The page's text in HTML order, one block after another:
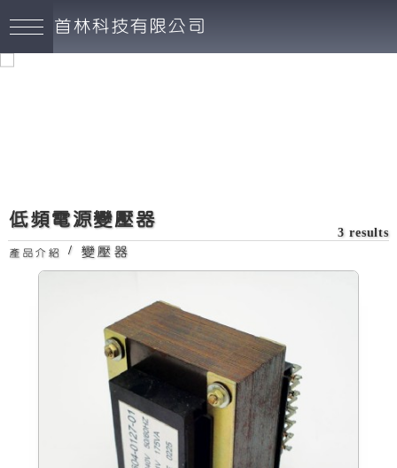
低頻電源變壓器
3 results
產品介紹 / 變壓器
首林科技有限公司